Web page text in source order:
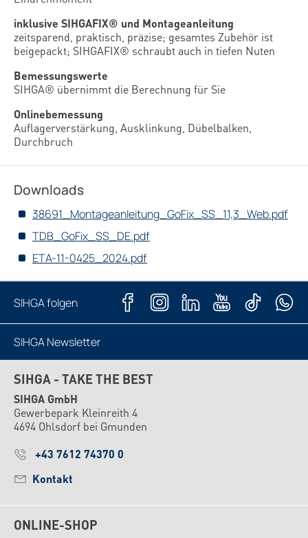
inklusive SIHGAFIX® und Montageanleitung
zeitsparend, praktisch, präzise; gesamtes Zubehör ist
beigepackt; SIHGAFIX® schraubt auch in tiefen Nuten
Bemessungswerte
SIHGA® übernimmt die Berechnung für Sie
Onlinebemessung
Auflagerverstärkung, Ausklinkung, Dübelbalken,
Durchbruch
Downloads
38691_Montageanleitung_GoFix_SS_11,3_Web.pdf
TDB_GoFix_SS_DE.pdf
ETA-11-0425_2024.pdf
SIHGA folgen
SIHGA Newsletter
SIHGA - TAKE THE BEST
SIHGA GmbH
Gewerbepark Kleinreith 4
4694 Ohlsdorf bei Gmunden
+43 7612 74370 0
Kontakt
ONLINE-SHOP